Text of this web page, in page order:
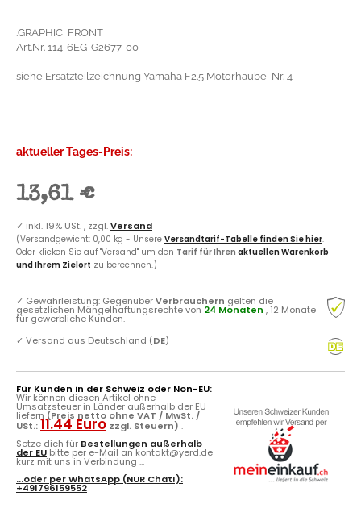
.GRAPHIC, FRONT
Art.Nr. 114-6EG-G2677-00
siehe Ersatzteilzeichnung Yamaha F2.5 Motorhaube, Nr. 4
aktueller Tages-Preis:
13,61 €
✓ inkl. 19% USt. , zzgl.Versand
(Versandgewicht: 0,00 kg - Unsere Versandtarif-Tabelle finden Sie hier.
Oder klicken Sie auf "Versand" um den Tarif für Ihren aktuellen Warenkorb
und Ihrem Zielort zu berechnen.)
✓ Gewährleistung: GegenüberVerbrauchern gelten die
gesetzlichen Mängelhaftungsrechte von 24 Monaten , 12 Monate
für gewerbliche Kunden.
✓ Versand aus Deutschland (DE)
Für Kunden in der Schweiz oder Non-EU:
Wir können diesen Artikel ohne
Umsatzsteuer in Länder außerhalb der EU
liefern (Preis netto ohne VAT / MwSt. /
USt.:11.44 Euro zzgl. Steuern) .
Setze dich für Bestellungen außerhalb
der EU bitte per e-Mail an kontakt@yerd.de
kurz mit uns in Verbindung ...
...oder perWhatsApp (NUR Chat!):
+491796159552